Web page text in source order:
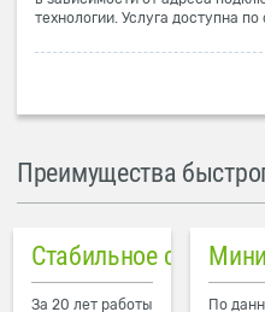
технологии. Услуга доступна
Преимущества
Стабильное
За 20 лет работы По